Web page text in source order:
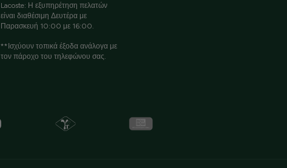
Lacoste: Η εξυπηρέτηση πελατών
είναι διαθέσιμη Δευτέρα με
Παρασκευή 10:00 με 16:00.
**Ισχύουν τοπικά έξοδα ανάλογα με
τον πάροχο του τηλεφώνου σας.